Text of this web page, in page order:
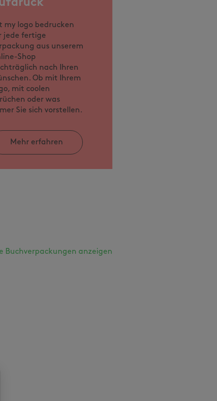
my logo bedrucken
jede fertige
aus unserem
Shop
nach Ihren
Ob mit Ihrem
mit coolen
oder was
Sie sich vorstellen.
Mehr erfahren
Buchverpackungen anzeigen